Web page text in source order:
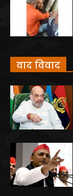
वाद विवाद